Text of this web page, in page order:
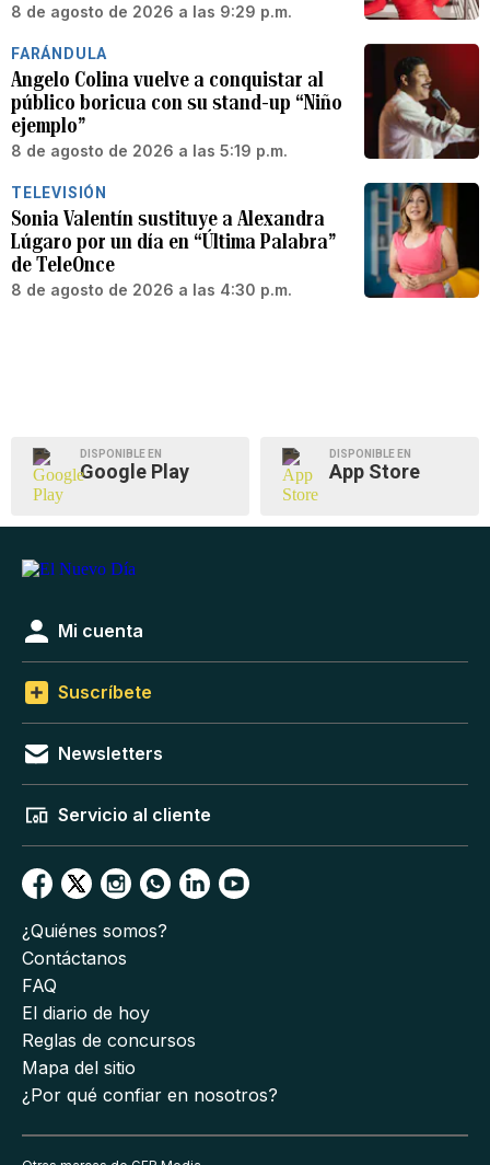
8 de agosto de 2026 a las 9:29 p.m.
FARÁNDULA
Angelo Colina vuelve a conquistar al
público boricua con su stand-up “Niño
ejemplo”
8 de agosto de 2026 a las 5:19 p.m.
TELEVISIÓN
Sonia Valentín sustituye a Alexandra
Lúgaro por un día en “Última Palabra”
de TeleOnce
8 de agosto de 2026 a las 4:30 p.m.
DISPONIBLE EN
Google Play
DISPONIBLE EN
App Store
Mi cuenta
Suscríbete
Newsletters
Servicio al cliente
¿Quiénes somos?
Contáctanos
FAQ
El diario de hoy
Reglas de concursos
Mapa del sitio
¿Por qué confiar en nosotros?